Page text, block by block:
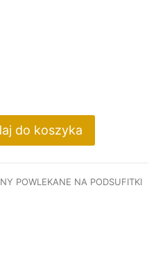
do koszyka
POWLEKANE NA PODSUFITKI